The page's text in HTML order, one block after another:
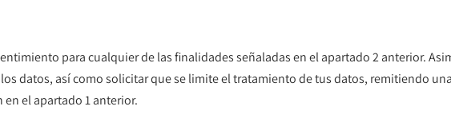
para cualquier de las finalidades señaladas en el apartado 2 anterior.
datos, así como solicitar que se limite el tratamiento de tus datos, remitiendo
el apartado 1 anterior.